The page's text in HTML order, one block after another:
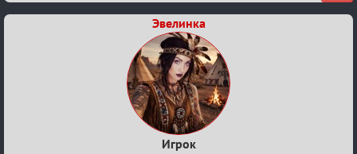
Эвелинка
Игрок